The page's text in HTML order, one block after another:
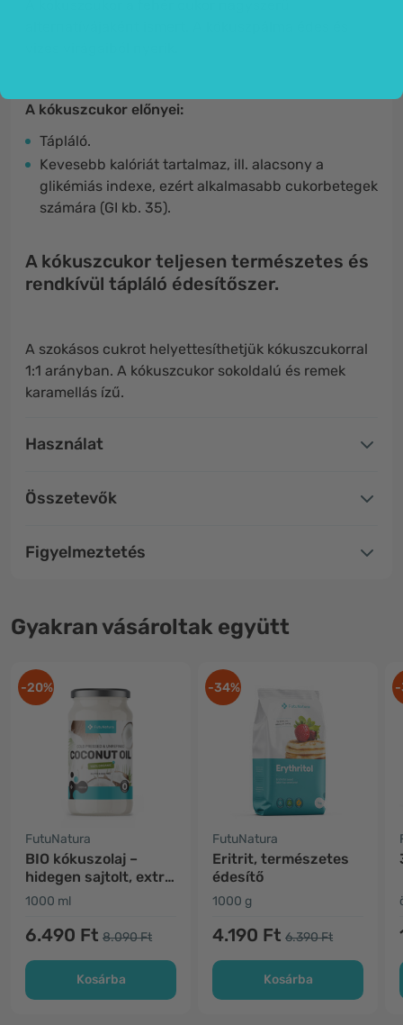
A kókuszcukor előnyei:
Tápláló.
Kevesebb kalóriát tartalmaz, ill. alacsony a
glikémiás indexe, ezért alkalmasabb cukorbetegek
számára (GI kb. 35).
A kókuszcukor teljesen természetes és
rendkívül tápláló édesítőszer.
A szokásos cukrot helyettesíthetjük kókuszcukorral
1:1 arányban. A kókuszcukor sokoldalú és remek
karamellás ízű.
Használat
Összetevők
Figyelmeztetés
Gyakran vásároltak együtt
-20%
FutuNatura
BIO kókuszolaj –
hidegen sajtolt, extra
szűz
1000 ml
6.490 Ft 8.090 Ft
Kosárba
-34%
FutuNatura
Eritrit, természetes
édesítő
1000 g
4.190 Ft 6.390 Ft
Kosárba
-